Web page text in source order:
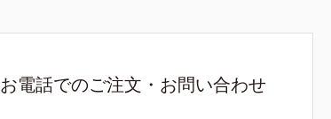
お電話でのご注文・お問い合わせ